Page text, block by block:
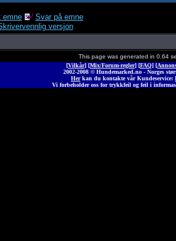
emne
Svar på emne
versjon
This page was generated in 0.64
[Vilkår] [Mix/Forum-regler] [FAQ] [
2002-2008 © Hundemarked.no - Norges
Herkan du kontakte vår Kundeservice:
Vi forbeholder oss for trykkfeil og feil i